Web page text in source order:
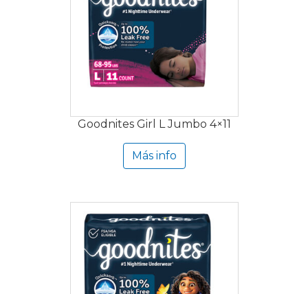
Goodnites Girl L Jumbo 4×11
Más info